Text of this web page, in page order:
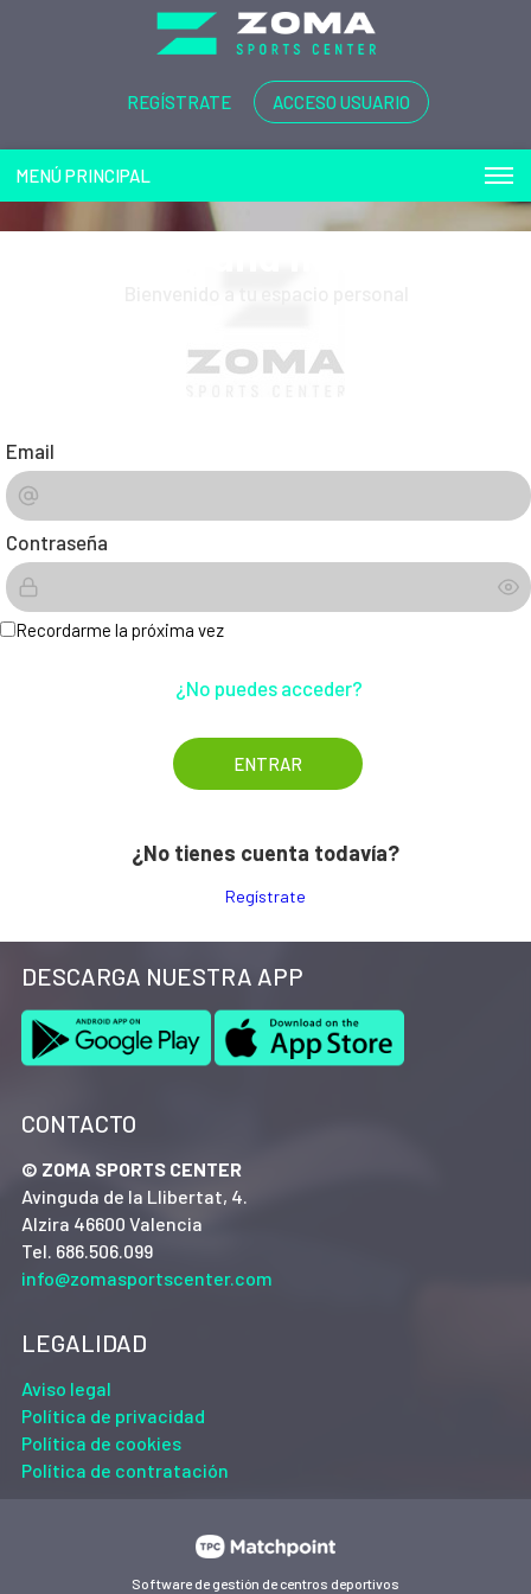
REGÍSTRATE ACCESO USUARIO
MENÚ PRINCIPAL
Email
Contraseña
Recordarme la próxima vez
¿No puedes acceder?
¿No tienes cuenta todavía?
Regístrate
DESCARGA NUESTRA APP
CONTACTO
© ZOMA SPORTS CENTER
Avinguda de la Llibertat, 4.
Alzira 46600 Valencia
Tel. 686.506.099
info@zomasportscenter.com
LEGALIDAD
Aviso legal
Política de privacidad
Política de cookies
Política de contratación
Software de gestión de centros deportivos